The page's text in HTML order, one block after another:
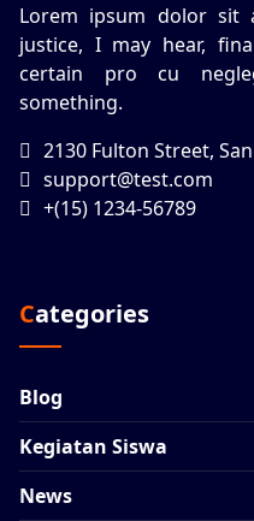
Lorem ipsum dolor sit
justice, I may hear,
certain pro cu
something.
2130 Fulton Street,
support@test.com
+(15) 1234-56789
Categories
Blog
Kegiatan Siswa
News